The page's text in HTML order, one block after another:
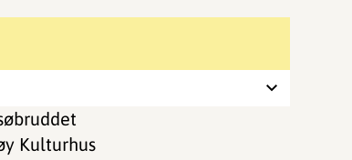
Kulturhus